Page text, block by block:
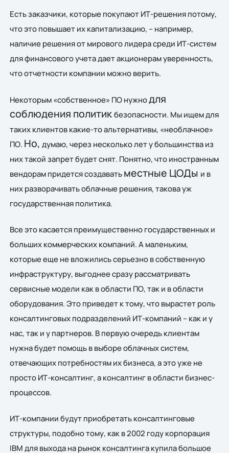
Есть заказчики, которые покупают ИТ-решения потому,
что это повышает их капитализацию, – например,
наличие решения от мирового лидера среди ИТ-систем
для финансового учета дает акционерам уверенность,
что отчетности компании можно верить.
Некоторым «собственное» ПО нужнодля
соблюдения политик безопасности. Мы ищем для
таких клиентов какие-то альтернативы, «необлачное»
ПО. Но, думаю, через несколько лет у большинства из
них такой запрет будет снят. Понятно, что иностранным
вендорам придется создавать местные ЦОДы и в
них разворачивать облачные решения, такова уж
государственная политика.
Все это касается преимущественно государственных и
больших коммерческих компаний. А маленьким,
которые еще не вложились серьезно в собственную
инфраструктуру, выгоднее сразу рассматривать
сервисные модели как в области ПО, так и в области
оборудования. Это приведет к тому, что вырастет роль
консалтинговых подразделений ИТ-компаний – как и у
нас, так и у партнеров. В первую очередь клиентам
нужна будет помощь в выборе облачных систем,
отвечающих потребностям их бизнеса, а это уже не
просто ИТ-консалтинг, а консалтинг в области бизнес-
процессов.
ИТ-компании будут приобретать консалтинговые
структуры, подобно тому, как в 2002 году корпорация
IBM для выхода на рынок консалтинга купила большое